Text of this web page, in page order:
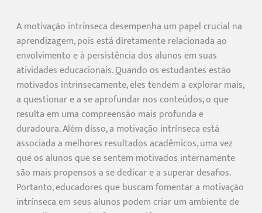
A motivação intrínseca desempenha um papel crucial na
aprendizagem, pois está diretamente relacionada ao
envolvimento e à persistência dos alunos em suas
atividades educacionais. Quando os estudantes estão
motivados intrinsecamente, eles tendem a explorar mais,
a questionar e a se aprofundar nos conteúdos, o que
resulta em uma compreensão mais profunda e
duradoura. Além disso, a motivação intrínseca está
associada a melhores resultados acadêmicos, uma vez
que os alunos que se sentem motivados internamente
são mais propensos a se dedicar e a superar desafios.
Portanto, educadores que buscam fomentar a motivação
intrínseca em seus alunos podem criar um ambiente de